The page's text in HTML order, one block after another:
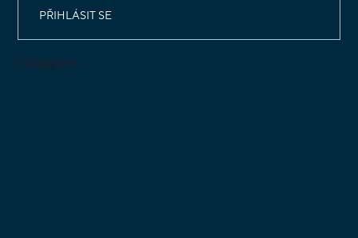
PŘIHLÁSIT SE
Instagram